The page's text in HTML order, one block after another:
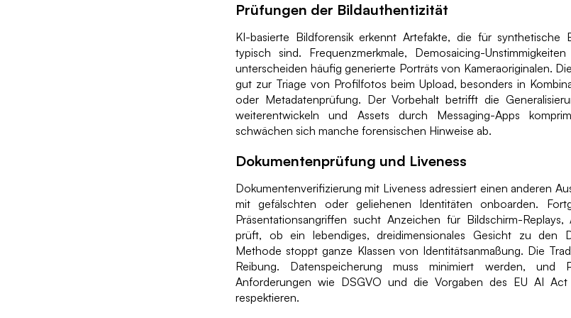
Prüfungen der Bildauthentizität
KI-basierte Bildforensik erkennt Artefakte, die für synthetische
typisch sind. Frequenzmerkmale, Demosaicing-
unterscheiden häufig generierte Porträts von Kameraoriginalen.
gut zur Triage von Profilfotos beim Upload, besonders in
oder Metadatenprüfung. Der Vorbehalt betrifft die
weiterentwickeln und Assets durch Messaging-Apps
schwächen sich manche forensischen Hinweise ab.
Dokumentenprüfung und Liveness
Dokumentenverifizierung mit Liveness adressiert einen anderen
mit gefälschten oder geliehenen Identitäten onboarden.
Präsentationsangriffen sucht Anzeichen für Bildschirm-
prüft, ob ein lebendiges, dreidimensionales Gesicht zu den
Methode stoppt ganze Klassen von Identitätsanmaßung. Die
Reibung. Datenspeicherung muss minimiert werden, und
Anforderungen wie DSGVO und die Vorgaben des EU AI Act
respektieren.